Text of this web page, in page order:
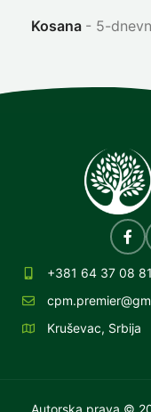
Kosana 5-
+381 64 37 08
Kruševac, Srbija
Autorska prava ©